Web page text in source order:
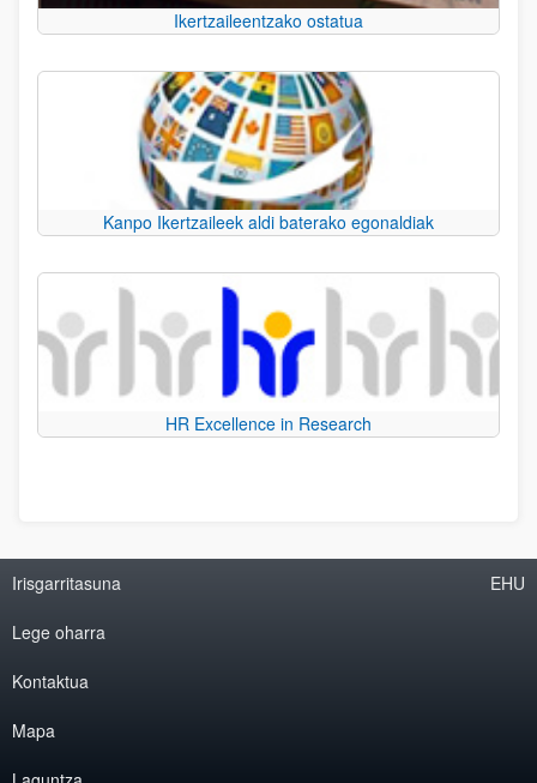
Ikertzaileentzako ostatua
Kanpo Ikertzaileek aldi baterako egonaldiak
HR Excellence in Research
Irisgarritasuna
Lege oharra
Kontaktua
Mapa
EHU